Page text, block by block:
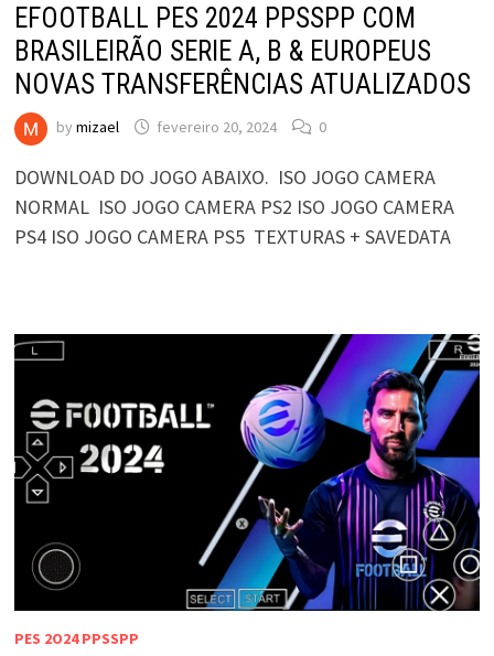
EFOOTBALL PES 2024 PPSSPP COM
BRASILEIRÃO SERIE A, B & EUROPEUS
NOVAS TRANSFERÊNCIAS ATUALIZADOS
by mizael fevereiro 20, 2024 0
DOWNLOAD DO JOGO ABAIXO. ISO JOGO CAMERA
NORMAL ISO JOGO CAMERA PS2 ISO JOGO CAMERA
PS4 ISO JOGO CAMERA PS5 TEXTURAS + SAVEDATA
PES 2O24 PPSSPP